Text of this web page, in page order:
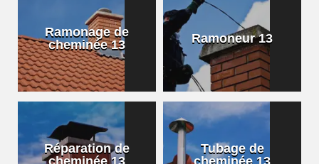
Ramonage de
cheminée 13
Ramoneur 13
Réparation de
cheminée 13
Tubage de
cheminée 13